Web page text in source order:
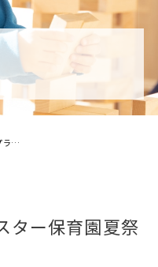
第1回 和光プライムスター保育園夏祭り🎆
ー保育園夏祭